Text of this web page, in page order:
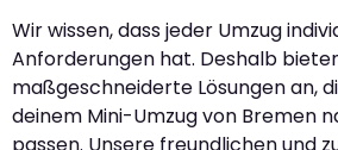
Wir wissen, dass jeder Umzug
Anforderungen hat. Deshalb
maßgeschneiderte Lösungen an,
deinem Mini-Umzug von Bremen